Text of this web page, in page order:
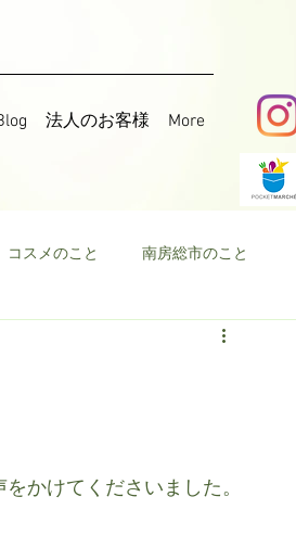
法人のお客様 More
コスメのこと 南房総市のこと
かけてくださいました。